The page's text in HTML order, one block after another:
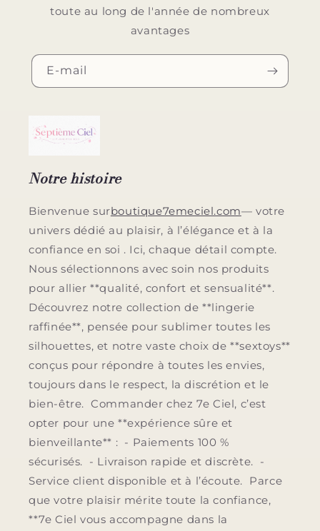
toute au long de l'année de nombreux
avantages
E-mail
Notre histoire
Bienvenue surboutique7emeciel.com— votre
univers dédié au plaisir, à l’élégance et à la
confiance en soi . Ici, chaque détail compte.
Nous sélectionnons avec soin nos produits
pour allier **qualité, confort et sensualité**.
Découvrez notre collection de **lingerie
raffinée**, pensée pour sublimer toutes les
silhouettes, et notre vaste choix de **sextoys**
conçus pour répondre à toutes les envies,
toujours dans le respect, la discrétion et le
bien-être. Commander chez 7e Ciel, c’est
opter pour une **expérience sûre et
bienveillante** : - Paiements 100 %
sécurisés. - Livraison rapide et discrète. -
Service client disponible et à l’écoute. Parce
que votre plaisir mérite toute la confiance,
**7e Ciel vous accompagne dans la